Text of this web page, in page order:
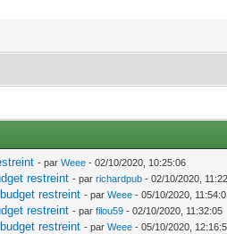
- parWeee - 02/10/2020, 10:25:06
restreint - parrichardpub - 02/10/2020,
restreint - parWeee - 05/10/2020,
restreint - parfilou59 - 02/10/2020, 11:32:05
restreint - parWeee - 05/10/2020,